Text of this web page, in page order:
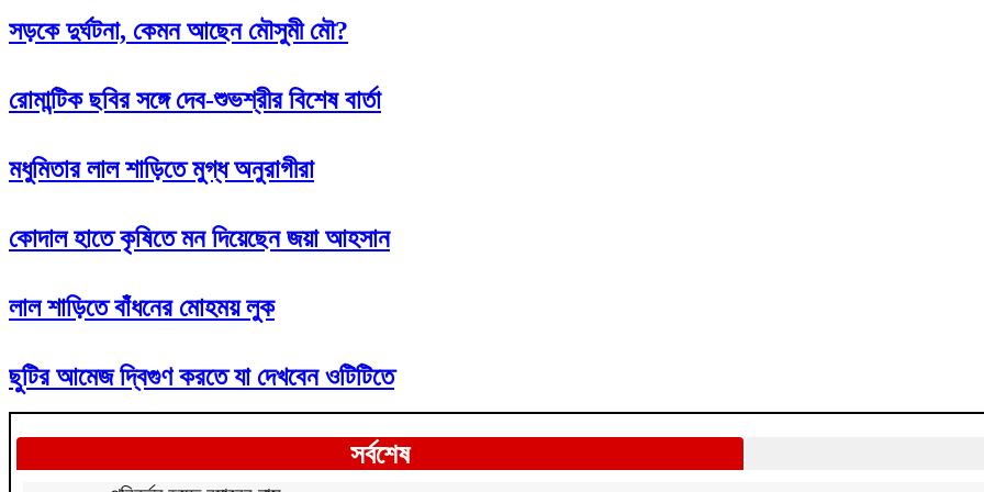
সড়কে দুর্ঘটনা, কেমন আছেন মৌসুমী মৌ?
রোমান্টিক ছবির সঙ্গে দেব-শুভশ্রীর বিশেষ বার্তা
মধুমিতার লাল শাড়িতে মুগ্ধ অনুরাগীরা
কোদাল হাতে কৃষিতে মন দিয়েছেন জয়া আহসান
লাল শাড়িতে বাঁধনের মোহময় লুক
ছুটির আমেজ দ্বিগুণ করতে যা দেখবেন ওটিটিতে
সর্বশেষ